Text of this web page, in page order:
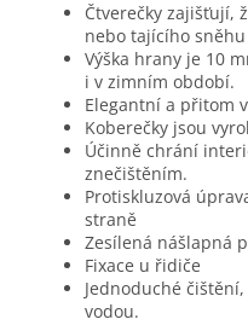
Čtverečky zajišťují,
nebo tajícího
Výška hrany je 10
i v zimním období.
Elegantní a přitom
Koberečky jsou
Účinně chrání
znečištěním.
Protiskluzová
straně
Zesílená nášlapná
Fixace u řidiče
Jednoduché
vodou.